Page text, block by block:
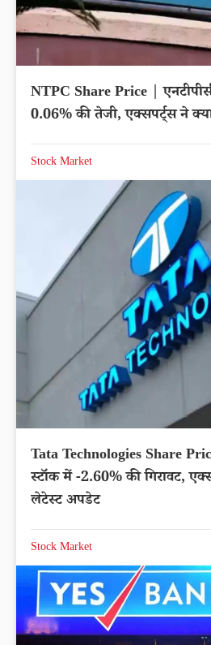
NTPC Share Price |
0.06% की तेजी, एक्सपर्ट्स ने
Stock Market
Tata Technologies Share
स्टॉक में -2.60% की गिरावट,
लेटेस्ट अपडेट
Stock Market